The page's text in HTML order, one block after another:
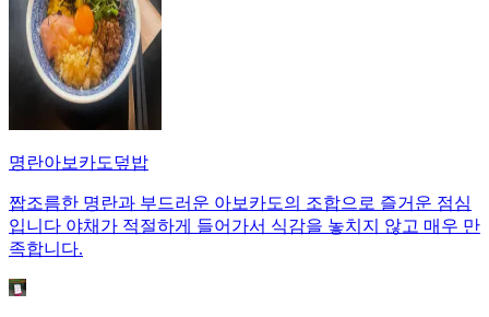
명란아보카도덮밥
짭조름한 명란과 부드러운 아보카도의 조합으로 즐거운 점심
입니다 야채가 적절하게 들어가서 식감을 놓치지 않고 매우 만
족합니다.